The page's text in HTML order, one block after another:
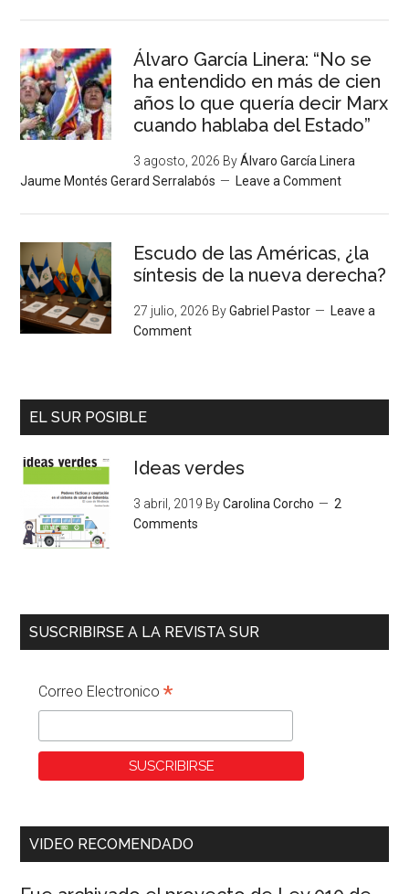
Álvaro García Linera: “No se
ha entendido en más de cien
años lo que quería decir Marx
cuando hablaba del Estado”
3 agosto, 2026 ByÁlvaro García Linera
Jaume Montés Gerard Serralabós
Leave a Comment
Escudo de las Américas, ¿la
síntesis de la nueva derecha?
27 julio, 2026 ByGabriel Pastor
Leave a
Comment
EL SUR POSIBLE
Ideas verdes
3 abril, 2019 ByCarolina Corcho
2
Comments
SUSCRIBIRSE A LA REVISTA SUR
Correo Electronico*
VIDEO RECOMENDADO